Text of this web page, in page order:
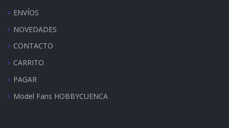
ENVÍOS
NOVEDADES
CONTACTO
CARRITO
PAGAR
Model Fans HOBBYCUENCA